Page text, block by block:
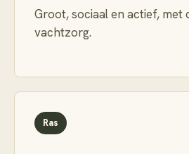
Groot, sociaal en actief, met
vachtzorg.
Ras